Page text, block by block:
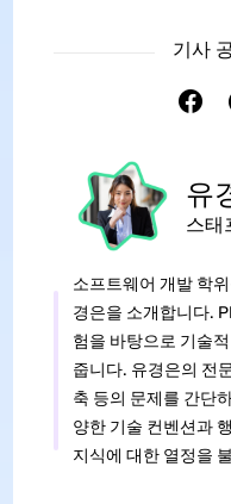
기사
유
스태
소프트웨어 개발 학
경은을 소개합니다.
험을 바탕으로 기술
줍니다. 유경은의 전
축 등의 문제를 간단
양한 기술 컨벤션과
지식에 대한 열정을